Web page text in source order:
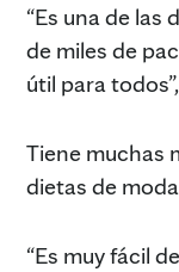
“Es una de las
de miles de
útil para
Tiene muchas
dietas de
“Es muy fácil